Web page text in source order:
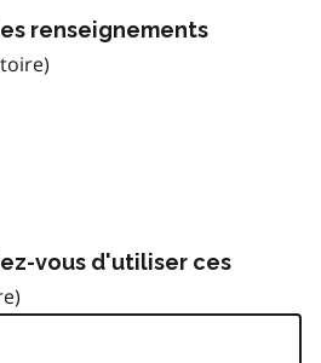
renseignements
vous d'utiliser ces